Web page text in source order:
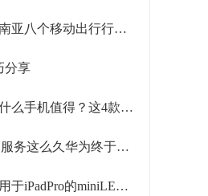
移动出行行业垂直领域新常态
分享
？这4款性价比较高，可能你会喜欢
终于做好“秘密武器”准备重回国际市场
iPadPro的miniLED屏幕